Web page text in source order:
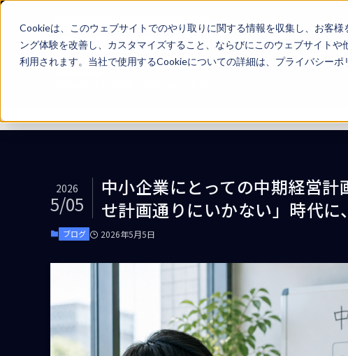
Cookieは、このウェブサイトでのやり取りに関する情報を収集し、お客
ング体験を改善し、カスタマイズすること、ならびにこのウェブサイト
利用されます。当社で使用するCookieについての詳細は、プライバシーポ
中小企業にとっての中期経営
せ計画通りにいかない」時代
2026
5/05
ブログ 2026年5月5日